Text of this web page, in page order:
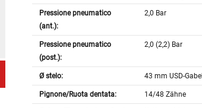
Pressione pneumatico
(ant.):
2,0 Bar
Pressione pneumatico
(post.):
2,0 (2,2) Bar
Ø stelo: 43 mm USD-Gabel
Pignone/Ruota dentata: 14/48 Zähne